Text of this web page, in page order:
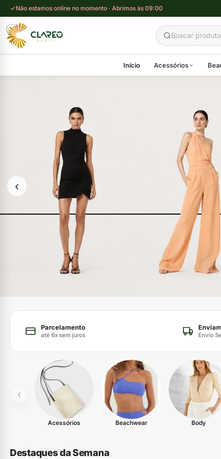
Não estamos online no momento · Abrimos às 09:00
Início Acessórios
‹
Parcelamento
até 6x sem juros Envio
‹
Acessórios Beachwear Body
Destaques da Semana